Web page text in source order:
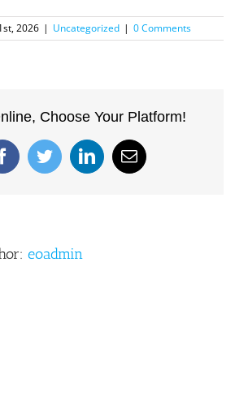
2026 | Uncategorized | 0 Comments
Choose Your Platform!
FacebookTwitterLinkedIn
Email
eoadmin